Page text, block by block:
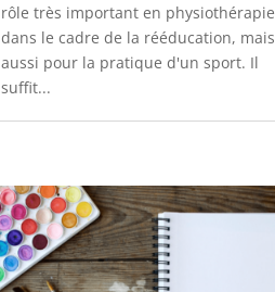
rôle très important en physiothérapie
dans le cadre de la rééducation, mais
aussi pour la pratique d'un sport. Il
suffit...